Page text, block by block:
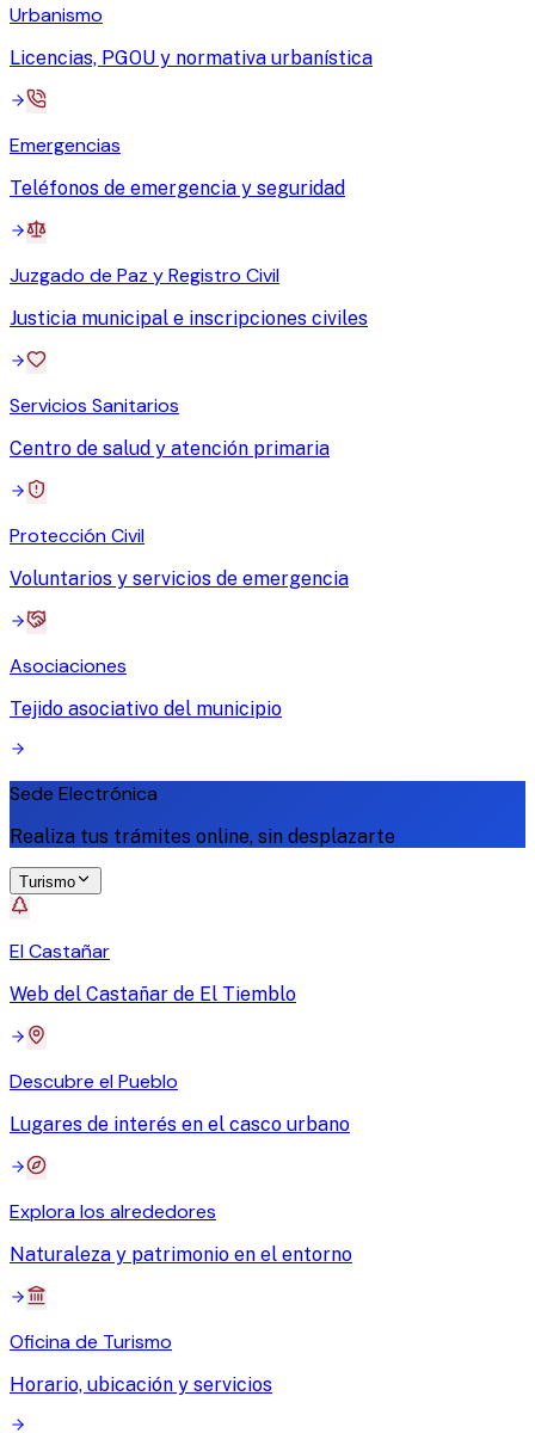
Urbanismo
Licencias, PGOU y normativa urbanística
Emergencias
Teléfonos de emergencia y seguridad
Juzgado de Paz y Registro Civil
Justicia municipal e inscripciones civiles
Servicios Sanitarios
Centro de salud y atención primaria
Protección Civil
Voluntarios y servicios de emergencia
Asociaciones
Tejido asociativo del municipio
Sede Electrónica
Realiza tus trámites online, sin desplazarte
Turismo
El Castañar
Web del Castañar de El Tiemblo
Descubre el Pueblo
Lugares de interés en el casco urbano
Explora los alrededores
Naturaleza y patrimonio en el entorno
Oficina de Turismo
Horario, ubicación y servicios